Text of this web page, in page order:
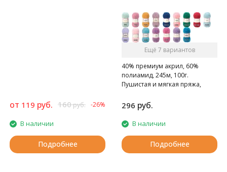
от 119 руб. 160руб. -26%
В наличии
Подробнее
Ещё 7 вариантов
40% премиум акрил, 60%
полиамид, 245м, 100г.
Пушистая и мягкая пряжа,
296 руб.
В наличии
Подробнее